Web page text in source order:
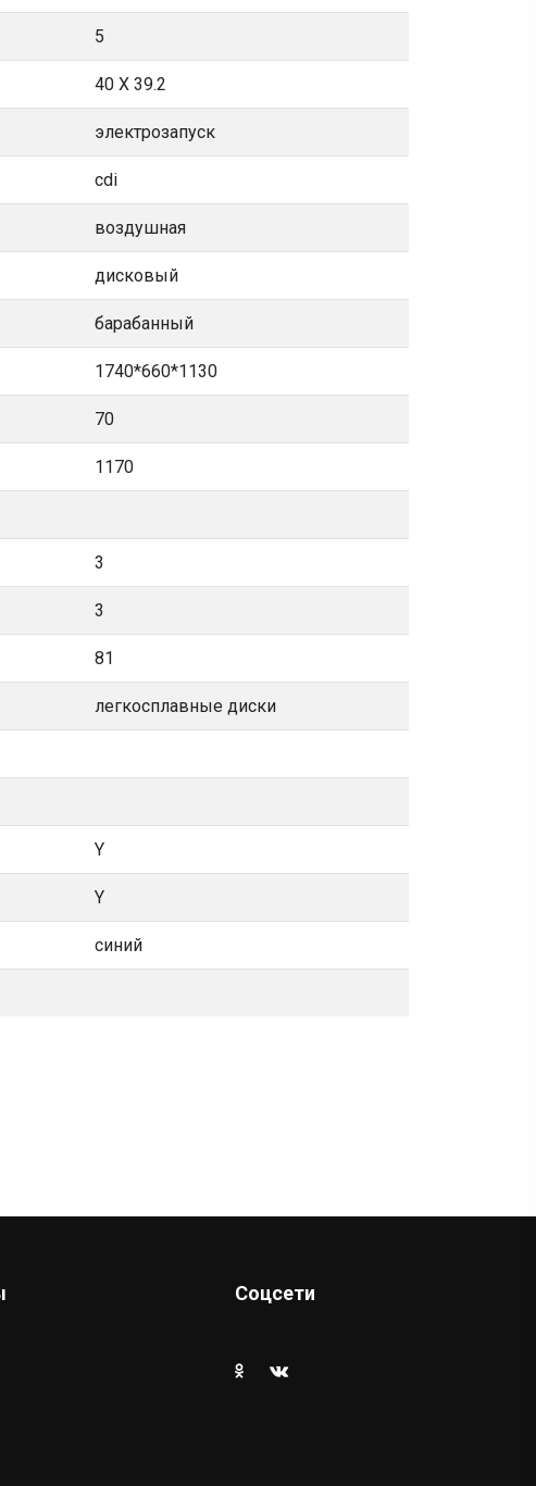
5
40 X 39.2
электрозапуск
cdi
воздушная
дисковый
барабанный
1740*660*1130
70
1170
3
3
81
легкосплавные диски
Y
Y
синий
Соцсети